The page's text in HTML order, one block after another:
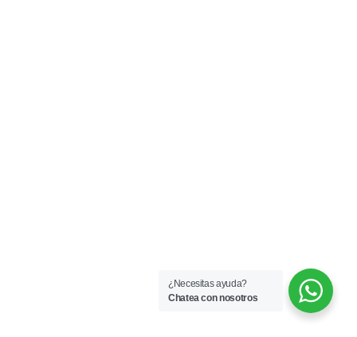
¿Necesitas ayuda?
Chatea con nosotros